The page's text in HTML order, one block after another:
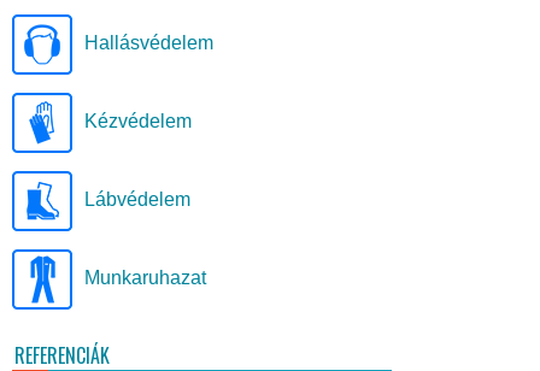
Hallásvédelem
Kézvédelem
Lábvédelem
Munkaruhazat
REFERENCIÁK